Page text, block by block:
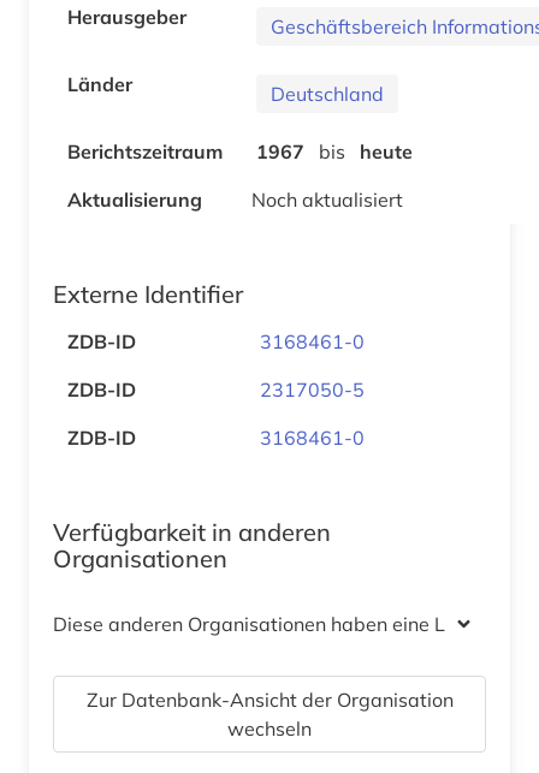
Herausgeber Geschäftsbereich
Länder Deutschland
Berichtszeitraum 1967 bis
heute
Aktualisierung
Noch aktualisiert
Externe Identifier
ZDB-ID
3168461-0
ZDB-ID
2317050-5
ZDB-ID
3168461-0
Verfügbarkeit in anderen
Organisationen
Diese anderen Organisationen haben eine Lizenz
Zur Datenbank-Ansicht der Organisation
wechseln